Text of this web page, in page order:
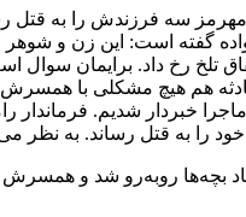
هم هیچ مشکلی با
و بعد هم روانه محل ‌کارش‌ کرد. ساعت ۱۲
به قتل رساند. به نظر
بچه‌ها روبه‌رو شد و